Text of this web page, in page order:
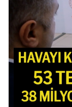
Haberi Oku